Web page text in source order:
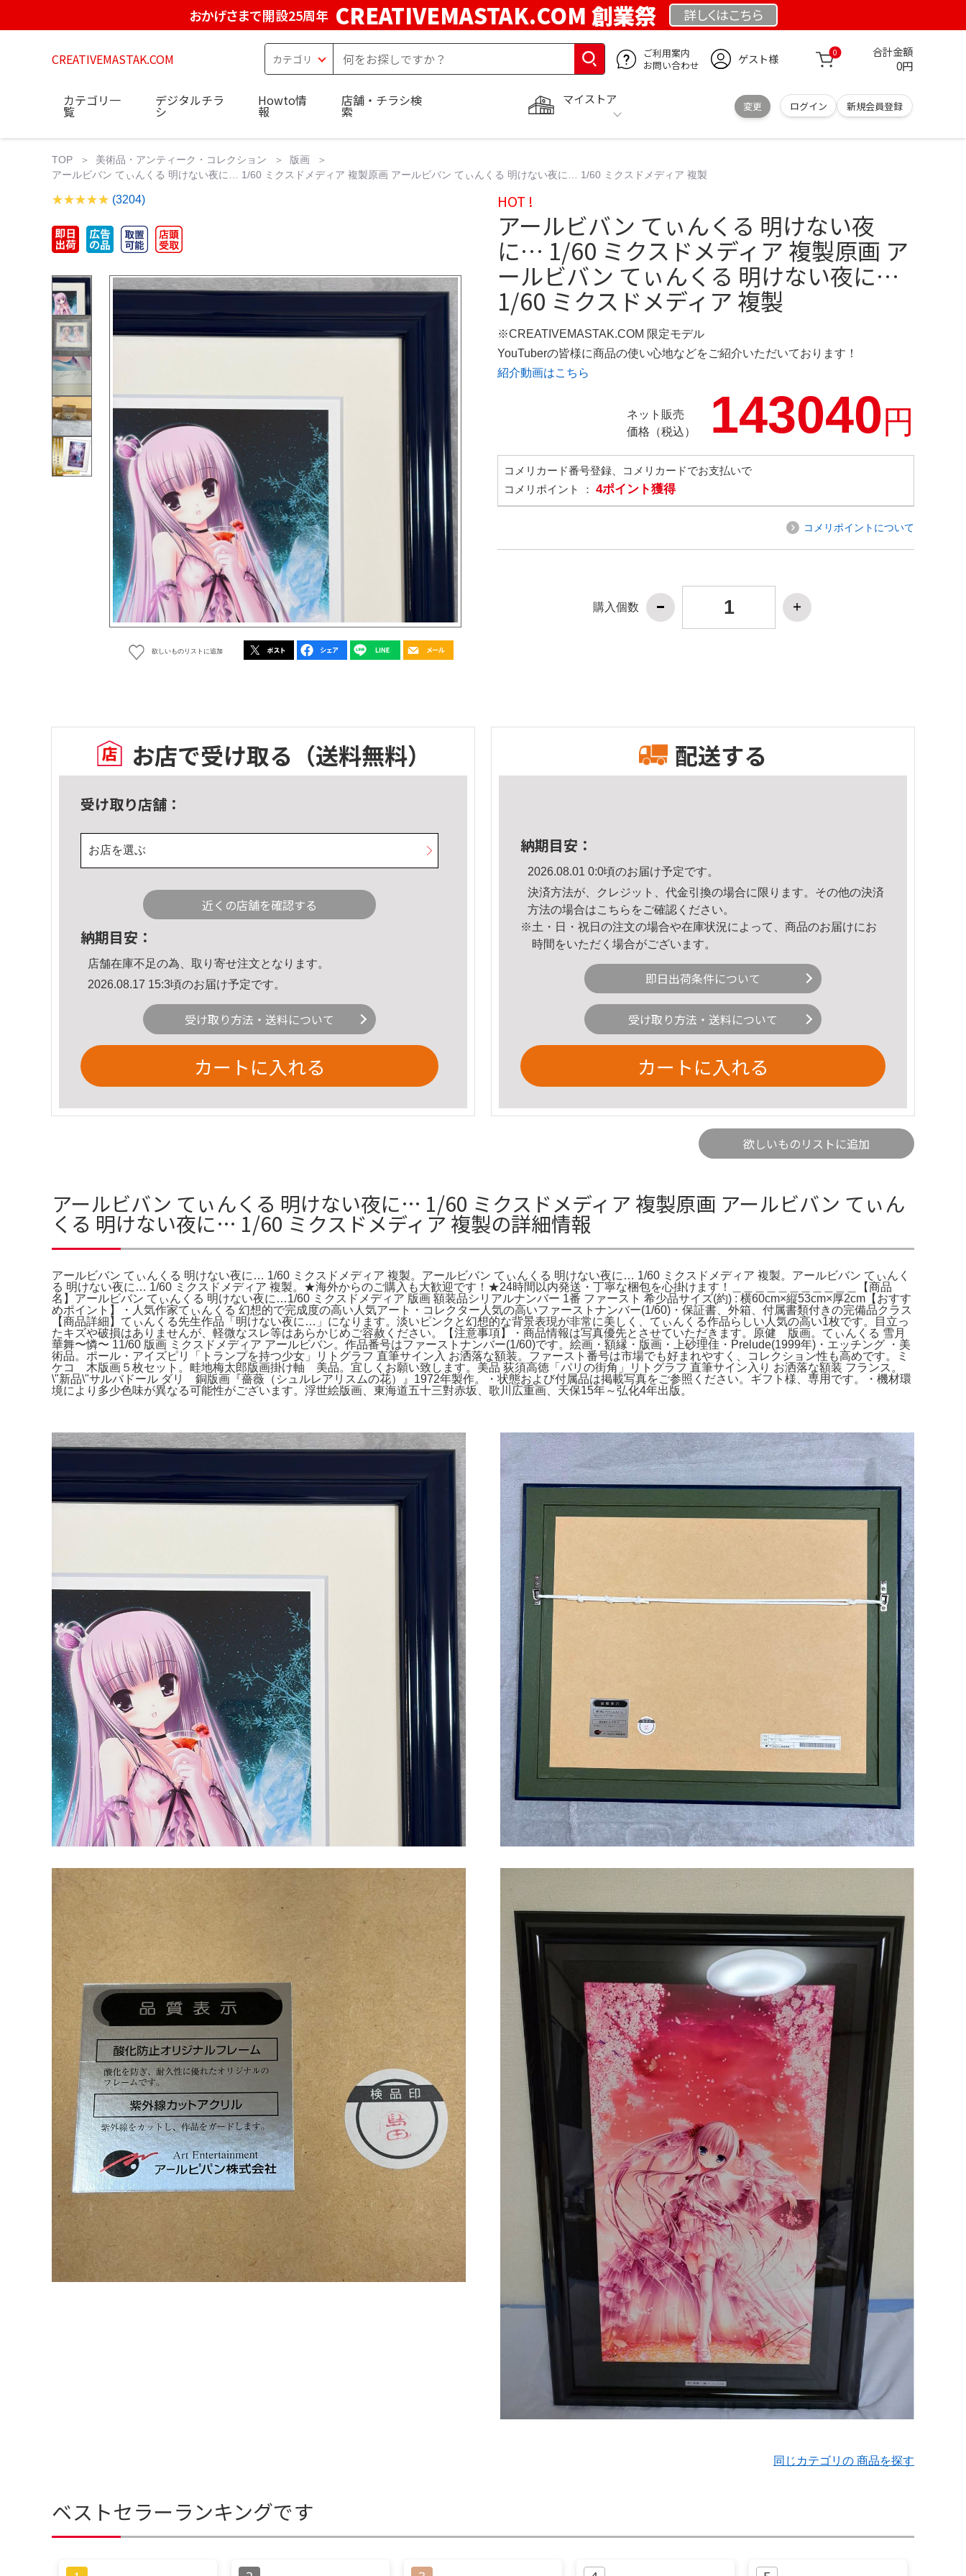
おかげさまで開設25周年 CREATIVEMASTAK.COM 創業祭 詳しくはこちら
CREATIVEMASTAK.COM
ご利用案内
お問い合わせ
ゲスト様 0 合計金額
0円
マイストア
変更 ログイン 新規会員登録
カテゴリ一
覧
デジタルチラ
シ
Howto情
報
店舗・チラシ検
索
TOP 美術品・アンティーク・コレクション
版画
アールビバン てぃんくる 明けない夜に… 1/60 ミクスドメディア 複製原画 アールビバン てぃんくる 明けない夜に… 1/60 ミクスドメディア 複製
(3204)
欲しいものリストに追加
HOT !
アールビバン てぃんくる 明けない夜
に… 1/60 ミクスドメディア 複製原画 ア
ールビバン てぃんくる 明けない夜に…
1/60 ミクスドメディア 複製
※CREATIVEMASTAK.COM 限定モデル
YouTuberの皆様に商品の使い心地などをご紹介いただいております！
紹介動画はこちら
ネット販売
価格（税込）
143040円
コメリカード番号登録、コメリカードでお支払いで
コメリポイント ： 4ポイント獲得
コメリポイントについて
購入個数
お店で受け取る （送料無料）
受け取り店舗：
お店を選ぶ
近くの店舗を確認する
納期目安：
店舗在庫不足の為、取り寄せ注文となります。
2026.08.17 15:3頃のお届け予定です。
受け取り方法・送料について
カートに入れる
配送する
納期目安：
2026.08.01 0:0頃のお届け予定です。
決済方法が、クレジット、代金引換の場合に限ります。その他の決済
方法の場合はこちら をご確認ください。
※土・日・祝日の注文の場合や在庫状況によって、商品のお届けにお
時間をいただく場合がございます。
即日出荷条件について
受け取り方法・送料について
カートに入れる
欲しいものリストに追加
アールビバン てぃんくる 明けない夜に… 1/60 ミクスドメディア 複製原画 アールビバン てぃん
くる 明けない夜に… 1/60 ミクスドメディア 複製の詳細情報
アールビバン てぃんくる 明けない夜に… 1/60 ミクスドメディア 複製。アールビバン てぃんくる 明けない夜に… 1/60 ミクスドメディア 複製。アールビバン てぃんく
る 明けない夜に… 1/60 ミクスドメディア 複製。★海外からのご購入も大歓迎です！★24時間以内発送・丁寧な梱包を心掛けます！＿＿＿＿＿＿＿＿＿＿＿【商品
名】アールビバン てぃんくる 明けない夜に…1/60 ミクスドメディア 版画 額装品シリアルナンバー 1番 ファースト 希少品サイズ(約) : 横60cm×縦53cm×厚2cm【おすす
めポイント】・人気作家てぃんくる 幻想的で完成度の高い人気アート・コレクター人気の高いファーストナンバー(1/60)・保証書、外箱、付属書類付きの完備品クラス
【商品詳細】てぃんくる先生作品「明けない夜に…」になります。淡いピンクと幻想的な背景表現が非常に美しく、てぃんくる作品らしい人気の高い1枚です。目立っ
たキズや破損はありませんが、軽微なスレ等はあらかじめご容赦ください。【注意事項】・商品情報は写真優先とさせていただきます。原健 版画。てぃんくる 雪月
華舞〜憐〜 11/60 版画 ミクスドメディア アールビバン。作品番号はファーストナンバー(1/60)です。絵画・額縁・版画・上砂理佳・Prelude(1999年)・エッチング ・美
術品。ポール・アイズピリ「トランプを持つ少女」リトグラフ 直筆サイン入 お洒落な額装。ファースト番号は市場でも好まれやすく、コレクション性も高めです。ミ
ケコ 木版画５枚セット。畦地梅太郎版画掛け軸 美品。宜しくお願い致します。美品 荻須高徳「パリの街角」リトグラフ 直筆サイン入り お洒落な額装 フランス。
\"新品\"サルバドール ダリ 銅版画『薔薇（シュルレアリスムの花）』1972年製作。・状態および付属品は掲載写真をご参照ください。ギフト様、専用です。・機材環
境により多少色味が異なる可能性がございます。浮世絵版画、東海道五十三對赤坂、歌川広重画、天保15年～弘化4年出版。
同じカテゴリの 商品を探す
ベストセラーランキングです